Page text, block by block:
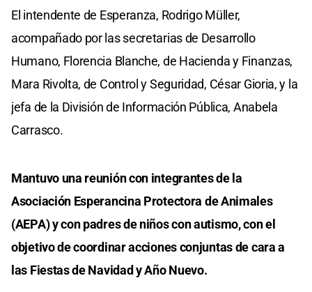
El intendente de Esperanza, Rodrigo Müller,
acompañado por las secretarias de Desarrollo
Humano, Florencia Blanche, de Hacienda y Finanzas,
Mara Rivolta, de Control y Seguridad, César Gioria, y la
jefa de la División de Información Pública, Anabela
Carrasco.
Mantuvo una reunión con integrantes de la
Asociación Esperancina Protectora de Animales
(AEPA) y con padres de niños con autismo, con el
objetivo de coordinar acciones conjuntas de cara a
las Fiestas de Navidad y Año Nuevo.